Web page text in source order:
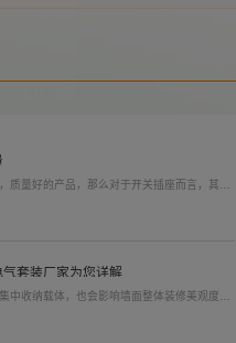
质量好的产品，那么对于开关插座而言，其里
套装厂家为您详解
中收纳载体，也会影响墙面整体装修美观度，
关插座、配电箱、多媒体布线箱等全套产